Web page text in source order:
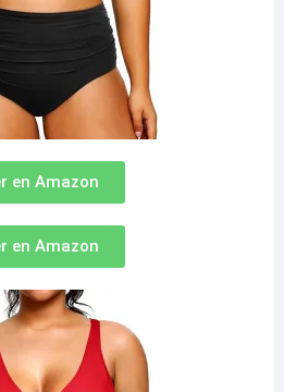
en Amazon
en Amazon